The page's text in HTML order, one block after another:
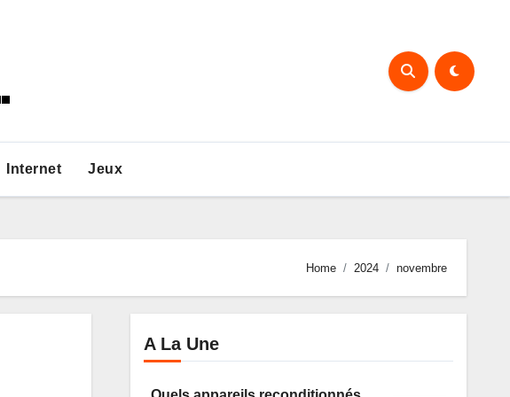
Internet Jeux
Home 2024 novembre
A La Une